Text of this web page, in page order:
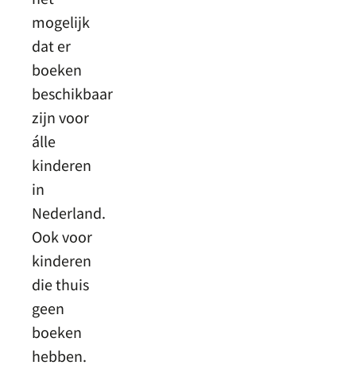
mogelijk
dat er
boeken
beschikbaar
zijn voor
álle
kinderen
in
Nederland.
Ook voor
kinderen
die thuis
geen
boeken
hebben.